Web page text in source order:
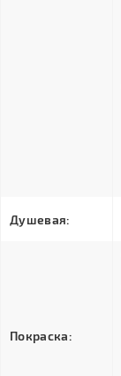
Душевая:
Покраска: